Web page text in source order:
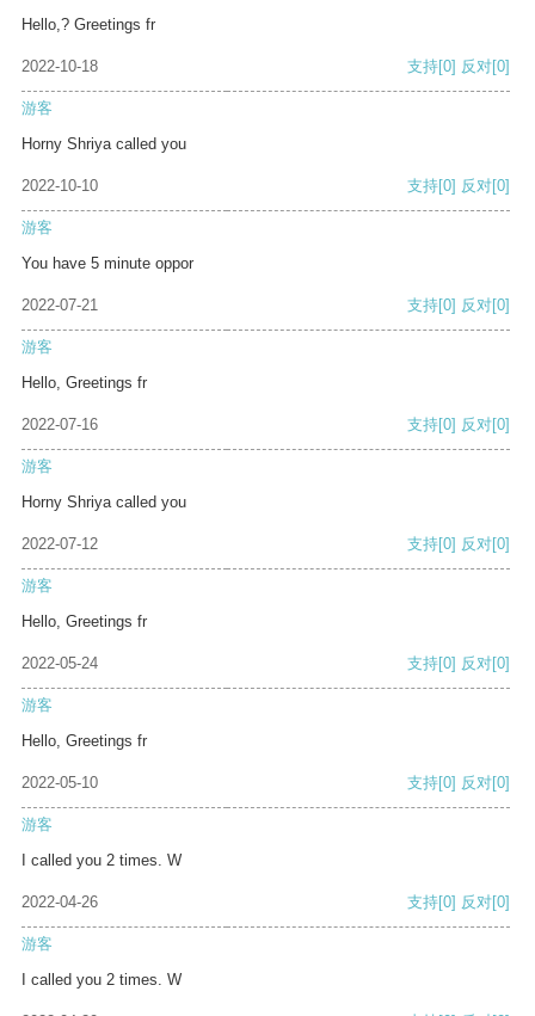
Hello,? Greetings fr
2022-10-18 支持[0] 反对[0]
游客
Horny Shriya called you
2022-10-10 支持[0] 反对[0]
游客
You have 5 minute oppor
2022-07-21 支持[0] 反对[0]
游客
Hello, Greetings fr
2022-07-16 支持[0] 反对[0]
游客
Horny Shriya called you
2022-07-12 支持[0] 反对[0]
游客
Hello, Greetings fr
2022-05-24 支持[0] 反对[0]
游客
Hello, Greetings fr
2022-05-10 支持[0] 反对[0]
游客
I called you 2 times. W
2022-04-26 支持[0] 反对[0]
游客
I called you 2 times. W